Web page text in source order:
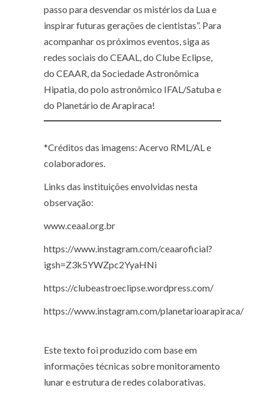
passo para desvendar os mistérios da Lua e
inspirar futuras gerações de cientistas”. Para
acompanhar os próximos eventos, siga as
redes sociais do CEAAL, do Clube Eclipse,
do CEAAR, da Sociedade Astronômica
Hipatia, do polo astronômico IFAL/Satuba e
do Planetário de Arapiraca!
*Créditos das imagens: Acervo RML/AL e
colaboradores.
Links das instituições envolvidas nesta
observação:
www.ceaal.org.br
https://www.instagram.com/ceaaroficial?
igsh=Z3k5YWZpc2YyaHNi
https://clubeastroeclipse.wordpress.com/
https://www.instagram.com/planetarioarapiraca/
Este texto foi produzido com base em
informações técnicas sobre monitoramento
lunar e estrutura de redes colaborativas.